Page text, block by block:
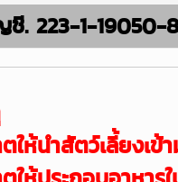
. 223-1-19050-8
ห้นำสัตว์เลี้ยงเข้